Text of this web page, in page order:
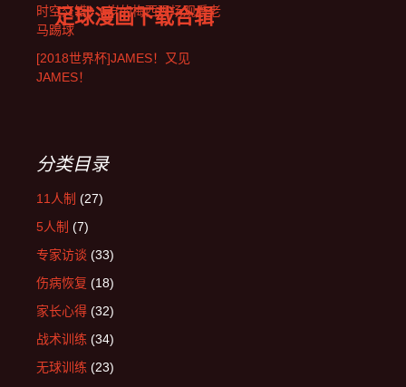
足球漫画下载合辑
时空交错！6岁的梅西现场观看老
马踢球
[2018世界杯]JAMES！又见
JAMES！
分类目录
11人制 (27)
5人制 (7)
专家访谈 (33)
伤病恢复 (18)
家长心得 (32)
战术训练 (34)
无球训练 (23)